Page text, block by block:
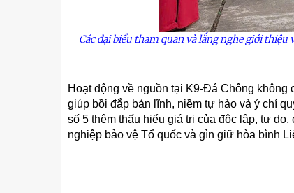
Các đại biểu tham quan vàlắngnghe giới thiệu
Hoạt động về nguồn tại K9-Đá Chông
giúp bồi đắp bản lĩnh, niềm tự hào và ý chí
số 5 thêm thấu hiểu giá trị của độc lập, tự
nghiệp bảo vệ Tổ quốc và gìn giữ hòa bình